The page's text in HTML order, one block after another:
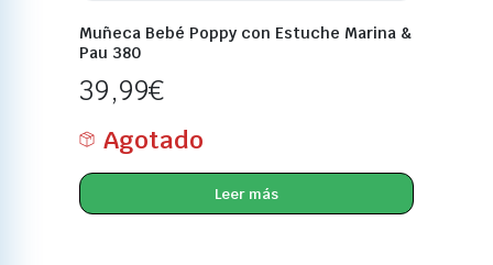
Muñeca Bebé Poppy con Estuche Marina &
Pau 380
39,99€
Agotado
Leer más